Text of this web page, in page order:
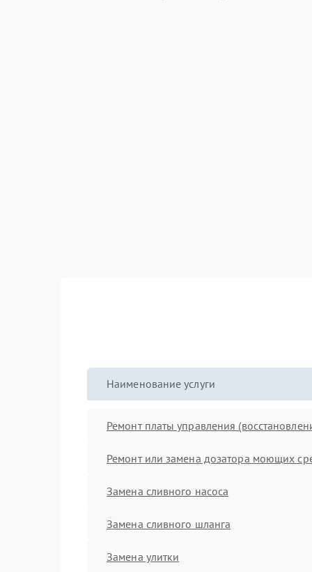
Наименование услуги
Ремонт платы управления
Ремонт или замена дозатора моющих
Замена сливного насоса
Замена сливного шланга
Замена улитки